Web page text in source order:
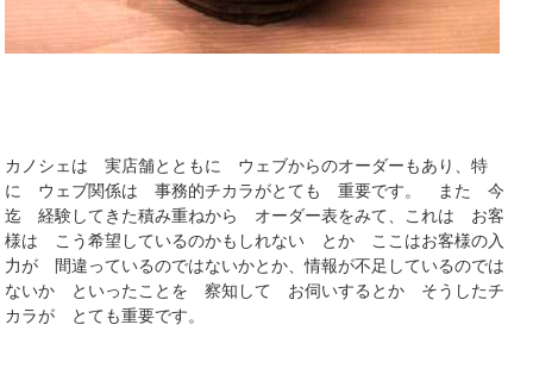
カノシェは 実店舗とともに ウェブからのオーダーもあり、特
に ウェブ関係は 事務的チカラがとても 重要です。 また 今
迄 経験してきた積み重ねから オーダー表をみて、これは お客
様は こう希望しているのかもしれない とか ここはお客様の入
力が 間違っているのではないかとか、情報が不足しているのでは
ないか といったことを 察知して お伺いするとか そうしたチ
カラが とても重要です。